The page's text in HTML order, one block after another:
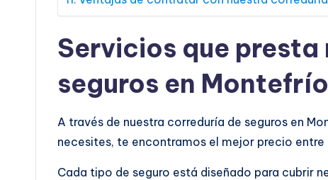
Servicios que
seguros en Montefrío
A través de nuestra correduría de seguros en
necesites, te encontramos el mejor precio
Cada tipo de seguro está diseñado para cubrir